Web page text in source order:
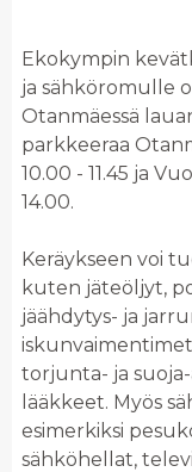
Ekokympin
ja sähköromulle
Otanmäessä
parkkeeraa
10.00 - 11.45 ja
14.00.
Keräykseen voi
kuten jäteöljyt,
jäähdytys- ja
torjunta- ja
lääkkeet. Myös
esimerkiksi
sähköhellat,